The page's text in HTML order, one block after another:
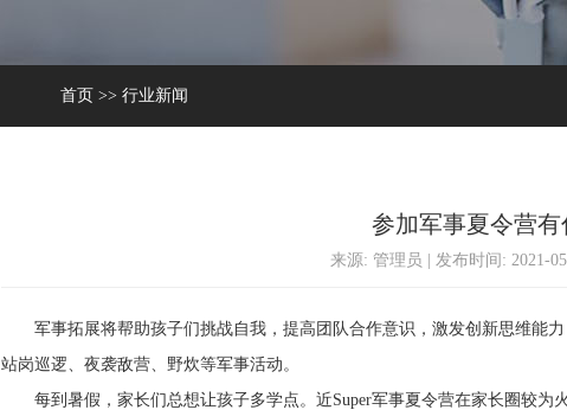
首页 >> 行业新闻
参加军事夏令营有
来源: 管理员 | 发布时间: 2021-
军事拓展将帮助孩子们挑战自我，提高团队合作意识，激发创新思维能力
站岗巡逻、夜袭敌营、野炊等军事活动。
每到暑假，家长们总想让孩子多学点。近Super军事夏令营在家长圈较为